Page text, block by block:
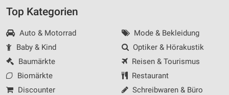
Top Kategorien
Auto & Motorrad
Baby & Kind
Baumärkte
Biomärkte
Discounter
Mode & Bekleidung
Optiker & Hörakustik
Reisen & Tourismus
Restaurant
Schreibwaren & Büro